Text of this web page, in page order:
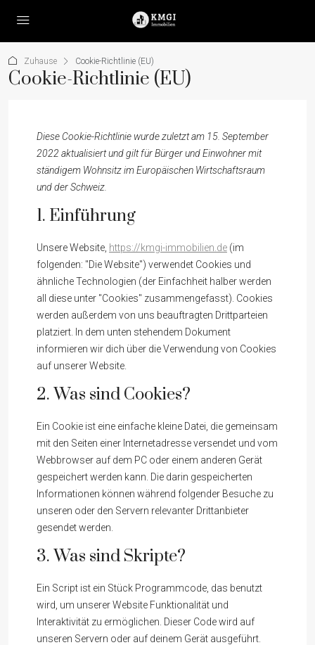
Zuhause Cookie-Richtlinie (EU)
Cookie-Richtlinie (EU)
Diese Cookie-Richtlinie wurde zuletzt am 15. September
2022 aktualisiert und gilt für Bürger und Einwohner mit
ständigem Wohnsitz im Europäischen Wirtschaftsraum
und der Schweiz.
1. Einführung
Unsere Website, https://kmgi-immobilien.de (im
folgenden: "Die Website") verwendet Cookies und
ähnliche Technologien (der Einfachheit halber werden
all diese unter "Cookies" zusammengefasst). Cookies
werden außerdem von uns beauftragten Drittparteien
platziert. In dem unten stehendem Dokument
informieren wir dich über die Verwendung von Cookies
auf unserer Website.
2. Was sind Cookies?
Ein Cookie ist eine einfache kleine Datei, die gemeinsam
mit den Seiten einer Internetadresse versendet und vom
Webbrowser auf dem PC oder einem anderen Gerät
gespeichert werden kann. Die darin gespeicherten
Informationen können während folgender Besuche zu
unseren oder den Servern relevanter Drittanbieter
gesendet werden.
3. Was sind Skripte?
Ein Script ist ein Stück Programmcode, das benutzt
wird, um unserer Website Funktionalität und
Interaktivität zu ermöglichen. Dieser Code wird auf
unseren Servern oder auf deinem Gerät ausgeführt.